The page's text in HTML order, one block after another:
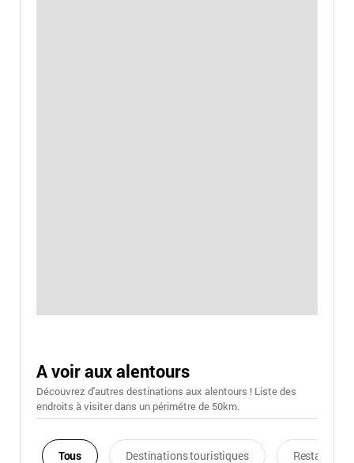
A voir aux alentours
Découvrez d'autres destinations aux alentours ! Liste des
endroits à visiter dans un périmétre de 50km.
Tous Destinations touristiques Restaurants